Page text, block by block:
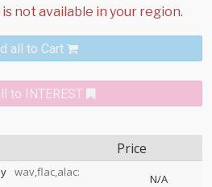
all to Cart
to INTEREST
Price
wav,flac,alac:
N/A